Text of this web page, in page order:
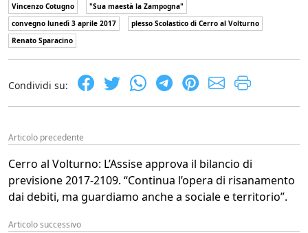
Vincenzo Cotugno
"Sua maestà la Zampogna"
convegno lunedì 3 aprile 2017
plesso Scolastico di Cerro al Volturno
Renato Sparacino
Condividi su:
Articolo precedente
Cerro al Volturno: L’Assise approva il bilancio di
previsione 2017-2109. “Continua l’opera di risanamento
dai debiti, ma guardiamo anche a sociale e territorio”.
Articolo successivo